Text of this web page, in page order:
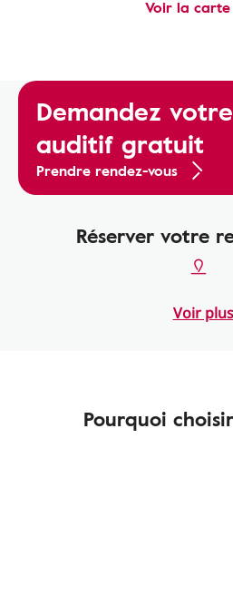
Voir la carte
Demandez
auditif gratuit
Prendre rendez-vous
Réserver votre
Voir plus
Pourquoi